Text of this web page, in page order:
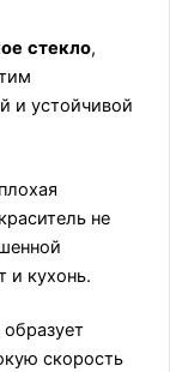
стекло,
и устойчивой
не
и кухонь.
скорость